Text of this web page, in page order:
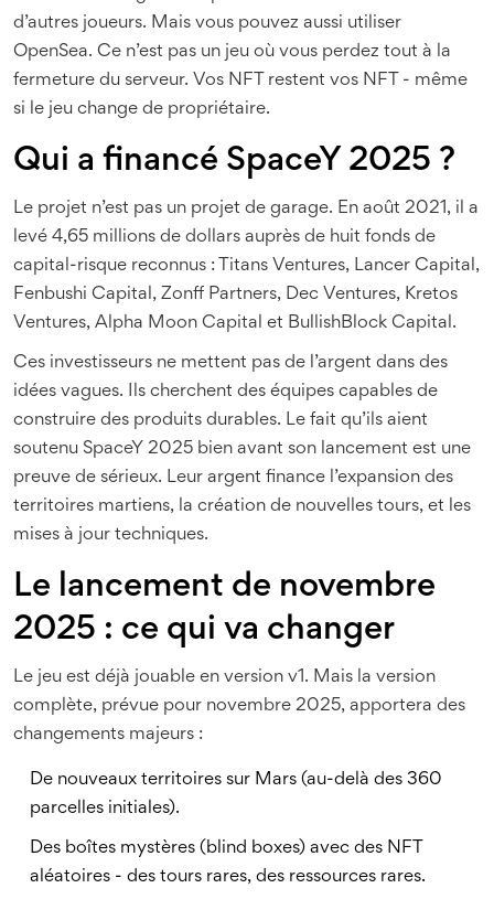
d’autres joueurs. Mais vous pouvez aussi utiliser
OpenSea. Ce n’est pas un jeu où vous perdez tout à la
fermeture du serveur. Vos NFT restent vos NFT - même
si le jeu change de propriétaire.
Qui a financé SpaceY 2025 ?
Le projet n’est pas un projet de garage. En août 2021, il a
levé 4,65 millions de dollars auprès de huit fonds de
capital-risque reconnus : Titans Ventures, Lancer Capital,
Fenbushi Capital, Zonff Partners, Dec Ventures, Kretos
Ventures, Alpha Moon Capital et BullishBlock Capital.
Ces investisseurs ne mettent pas de l’argent dans des
idées vagues. Ils cherchent des équipes capables de
construire des produits durables. Le fait qu’ils aient
soutenu SpaceY 2025 bien avant son lancement est une
preuve de sérieux. Leur argent finance l’expansion des
territoires martiens, la création de nouvelles tours, et les
mises à jour techniques.
Le lancement de novembre
2025 : ce qui va changer
Le jeu est déjà jouable en version v1. Mais la version
complète, prévue pour novembre 2025, apportera des
changements majeurs :
De nouveaux territoires sur Mars (au-delà des 360
parcelles initiales).
Des boîtes mystères (blind boxes) avec des NFT
aléatoires - des tours rares, des ressources rares.